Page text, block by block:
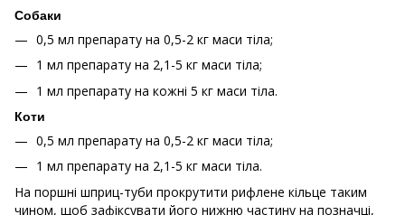
Собаки
0,5 мл препарату на 0,5-2 кг маси тіла;
1 мл препарату на 2,1-5 кг маси тіла;
1 мл препарату на кожні 5 кг маси тіла.
Коти
0,5 мл препарату на 0,5-2 кг маси тіла;
1 мл препарату на 2,1-5 кг маси тіла.
На поршні шприц-туби прокрутити рифлене кільце таким
чином, щоб зафіксувати його нижню частину на позначці,